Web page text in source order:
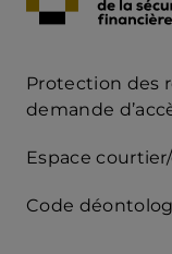
Acces
mobile
Protection des
demande
Espace
Code